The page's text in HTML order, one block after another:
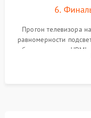
6.
Прогон телевизора
равномерности
работы разъемов
в рабочем